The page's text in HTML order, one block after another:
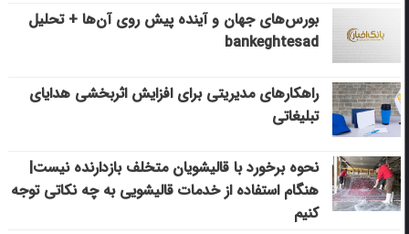
بورس‌های جهان و آینده پیش روی آن‌ها + تحلیل
bankeghtesad
راهکارهای مدیریتی برای افزایش اثربخشی هدایای
تبلیغاتی
نحوه برخورد با قالیشویان متخلف بازدارنده نیست|
هنگام استفاده از خدمات قالیشویی به چه نکاتی توجه
کنیم